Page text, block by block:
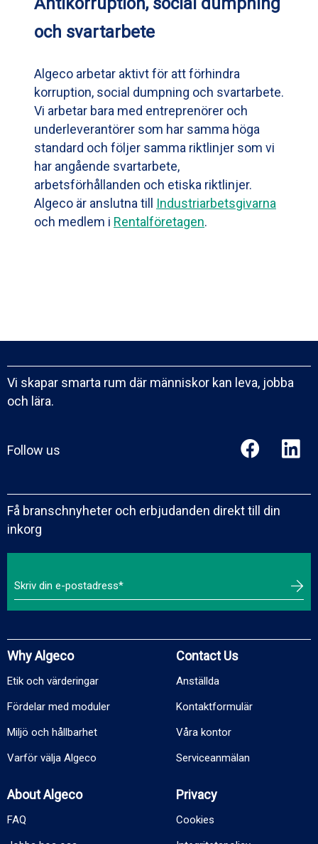
och svartarbete
Algeco arbetar aktivt för att förhindra
korruption, social dumpning och svartarbete.
Vi arbetar bara med entreprenörer och
underleverantörer som har samma höga
standard och följer samma riktlinjer som vi
har angående svartarbete,
arbetsförhållanden och etiska riktlinjer.
Algeco är anslutna till Industriarbetsgivarna
och medlem i Rentalföretagen.
Vi skapar smarta rum där människor kan leva, jobba
och lära.
Follow us
Få branschnyheter och erbjudanden direkt till din
inkorg
Why Algeco
Etik och värderingar
Fördelar med moduler
Miljö och hållbarhet
Varför välja Algeco
Contact Us
Anställda
Kontaktformulär
Våra kontor
Serviceanmälan
About Algeco
FAQ
Privacy
Cookies